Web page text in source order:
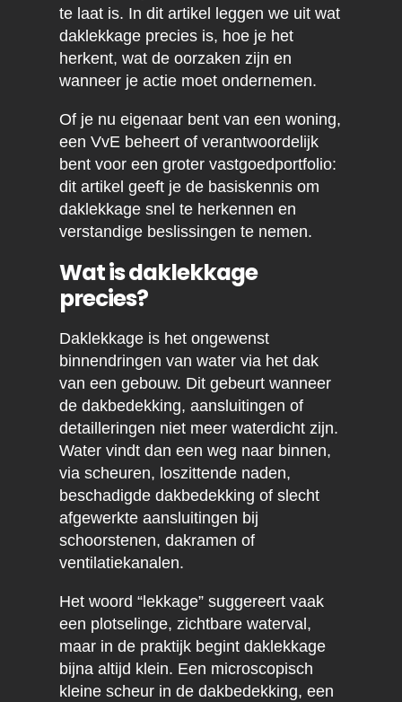
te laat is. In dit artikel leggen we uit wat
daklekkage precies is, hoe je het
herkent, wat de oorzaken zijn en
wanneer je actie moet ondernemen.
Of je nu eigenaar bent van een woning,
een VvE beheert of verantwoordelijk
bent voor een groter vastgoedportfolio:
dit artikel geeft je de basiskennis om
daklekkage snel te herkennen en
verstandige beslissingen te nemen.
Wat is daklekkage
precies?
Daklekkage is het ongewenst
binnendringen van water via het dak
van een gebouw. Dit gebeurt wanneer
de dakbedekking, aansluitingen of
detailleringen niet meer waterdicht zijn.
Water vindt dan een weg naar binnen,
via scheuren, loszittende naden,
beschadigde dakbedekking of slecht
afgewerkte aansluitingen bij
schoorstenen, dakramen of
ventilatiekanalen.
Het woord “lekkage” suggereert vaak
een plotselinge, zichtbare waterval,
maar in de praktijk begint daklekkage
bijna altijd klein. Een microscopisch
kleine scheur in de dakbedekking, een